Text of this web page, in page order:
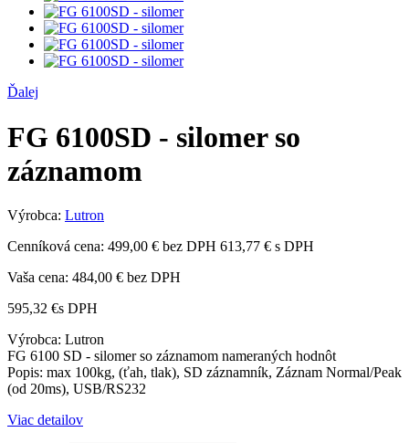
Ďalej
FG 6100SD - silomer so
záznamom
Výrobca: Lutron
Cenníková cena: 499,00 € bez DPH 613,77 € s DPH
Vaša cena: 484,00 € bez DPH
595,32 €s DPH
Výrobca: Lutron
FG 6100 SD - silomer so záznamom nameraných hodnôt
Popis: max 100kg, (ťah, tlak), SD záznamník, Záznam Normal/Peak
(od 20ms), USB/RS232
Viac detailov